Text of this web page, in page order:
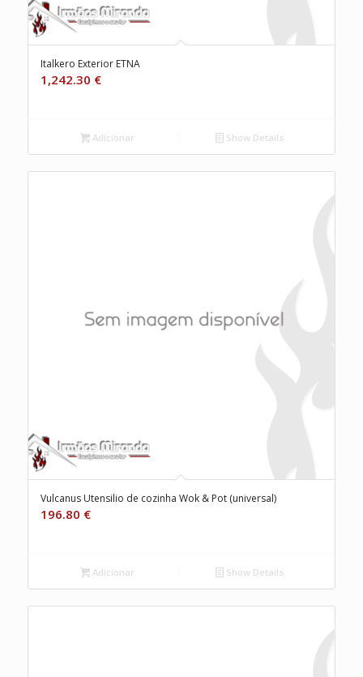
Italkero Exterior ETNA
1,242.30 €
Adicionar Show Details
Vulcanus Utensilio de cozinha Wok & Pot (universal)
196.80 €
Adicionar Show Details